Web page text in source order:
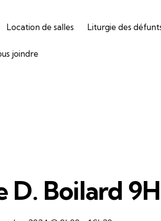
Location de salles Liturgie des
joindre
D. Boilard